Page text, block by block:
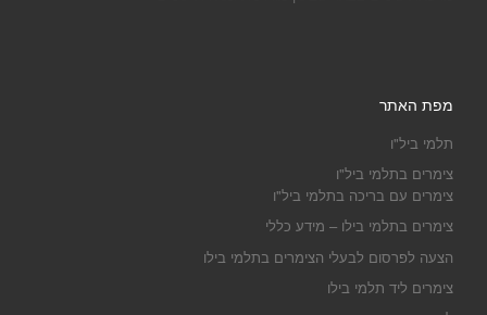
מפת האתר
תלמי ביל"ו
צימרים בתלמי ביל"ו
צימרים עם בריכה בתלמי ביל"ו
צימרים בתלמי בילו – מידע כללי
הצעה לפרסום לבעלי הצימרים בתלמי בילו
צימרים ליד תלמי בילו